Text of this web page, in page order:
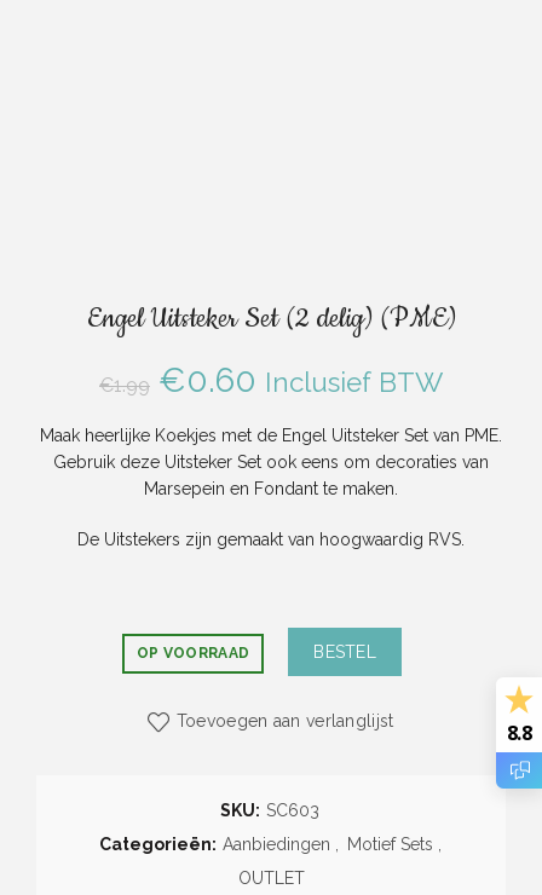
Engel Uitsteker Set (2 delig) (PME)
€1.99 Oorspronkelijke
prijs
was:
€1.99.
€0.60 Huidige
prijs
is:
€0.60.
Inclusief BTW
Maak heerlijke Koekjes met de Engel Uitsteker Set van PME.
Gebruik deze Uitsteker Set ook eens om decoraties van
Marsepein en Fondant te maken.
De Uitstekers zijn gemaakt van hoogwaardig RVS.
OP VOORRAAD BESTEL
Toevoegen aan verlanglijst
SKU: SC603
Categorieën: Aanbiedingen Motief Sets
OUTLET
8.8